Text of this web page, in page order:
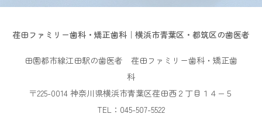
荏田ファミリー歯科・矯正歯科｜横浜市青葉区・都筑区の歯医者
田園都市線江田駅の歯医者 荏田ファミリー歯科・矯正歯
科
〒225-0014 神奈川県横浜市青葉区荏田西２丁目１４−５
TEL：045-507-5522